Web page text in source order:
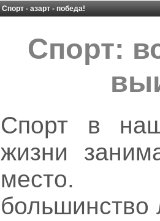
Спорт - азарт - победа!
Спорт:
Спорт в
жизни
место.
большинство